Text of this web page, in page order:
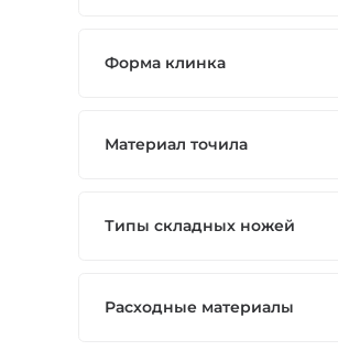
Форма клинка
Материал точила
Типы складных ножей
Расходные материалы